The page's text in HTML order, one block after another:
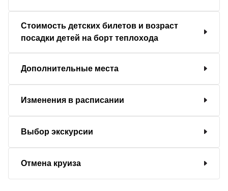
Стоимость детских билетов и возраст
посадки детей на борт теплохода
Дополнительные места
Изменения в расписании
Выбор экскурсии
Отмена круиза